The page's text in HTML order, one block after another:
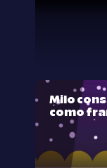
Milo
como